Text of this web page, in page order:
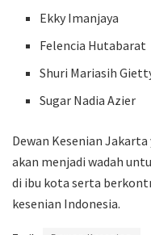
Ekky Imanjaya
Felencia Hutabarat
Shuri Mariasih
Sugar Nadia Azier
Dewan Kesenian
akan menjadi wadah
di ibu kota serta
kesenian Indonesia.